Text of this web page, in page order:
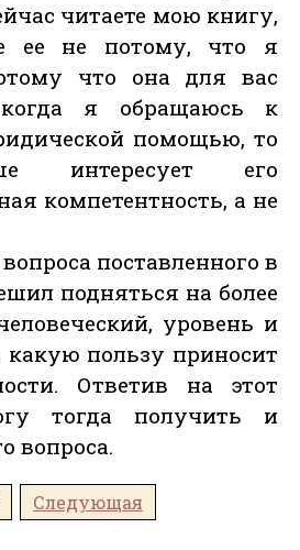
читаете мою книгу,
ее не потому, что я
что она для вас
я обращаюсь к
помощью, то
интересует его
компетентность, а не
поставленного в
подняться на более
уровень и
какую пользу приносит
Ответив на этот
тогда получить и
вопроса.
Следующая